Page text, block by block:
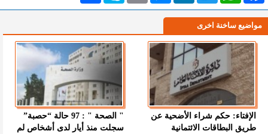
مواضيع ساخنة اخرى
الإفتاء: حكم شراء الأضحية عن
طريق البطاقات الائتمانية
" الصحة " : 97 حالة “حصبة”
سجلت منذ أيار لدى أشخاص لم